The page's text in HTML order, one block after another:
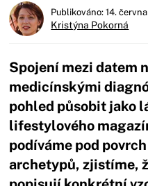
Publikováno: 14.
Kristýna Pokorná
Spojení mezi datem
medicínskými
pohled působit jako
lifestylového
podíváme pod
archetypů, zjistíme,